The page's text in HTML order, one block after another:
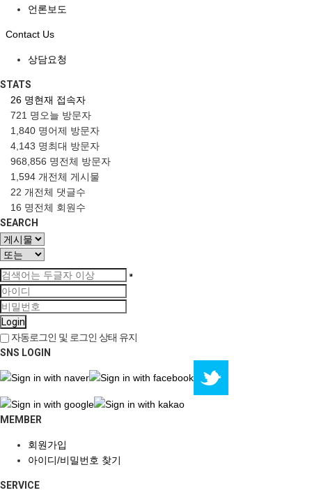
언론보도
Contact Us
상담요청
STATS
26 명현재 접속자
721 명 오늘 방문자
1,840 명어제 방문자
4,143 명최대 방문자
968,856 명전체 방문자
1,594 개전체 게시물
22 개전체 댓글수
16 명전체 회원수
SEARCH
Login
자동로그인 및 로그인 상태 유지
SNS LOGIN
MEMBER
회원가입
아이디/비밀번호 찾기
SERVICE